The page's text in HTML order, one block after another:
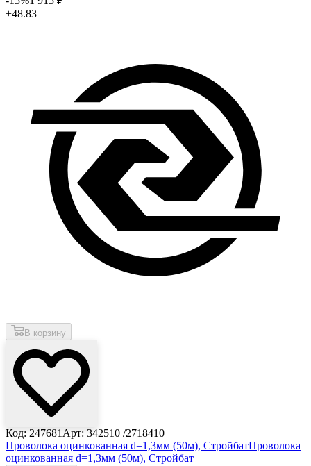
+48.83
В корзину
Код: 247681 Арт: 342510 /2718410
Проволока оцинкованная d=1,3мм (50м), СтройбатПроволока
оцинкованная d=1,3мм (50м), Стройбат